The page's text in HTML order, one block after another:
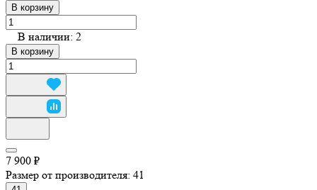
В корзину
В наличии: 2
В корзину
7 900 ₽
Размер от производителя: 41